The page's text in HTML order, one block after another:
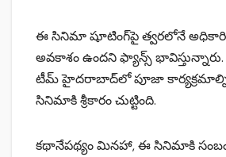
ఈ సినిమా షూటింగ్‌పై త్వరలోనే
అవకాశం ఉందని ఫ్యాన్స్‌
టీమ్ హైదరాబాద్‌లో పూజా
సినిమాకి శ్రీకారం చుట్టింది.
కథానేపథ్యం మినహా, ఈ సినిమాకి